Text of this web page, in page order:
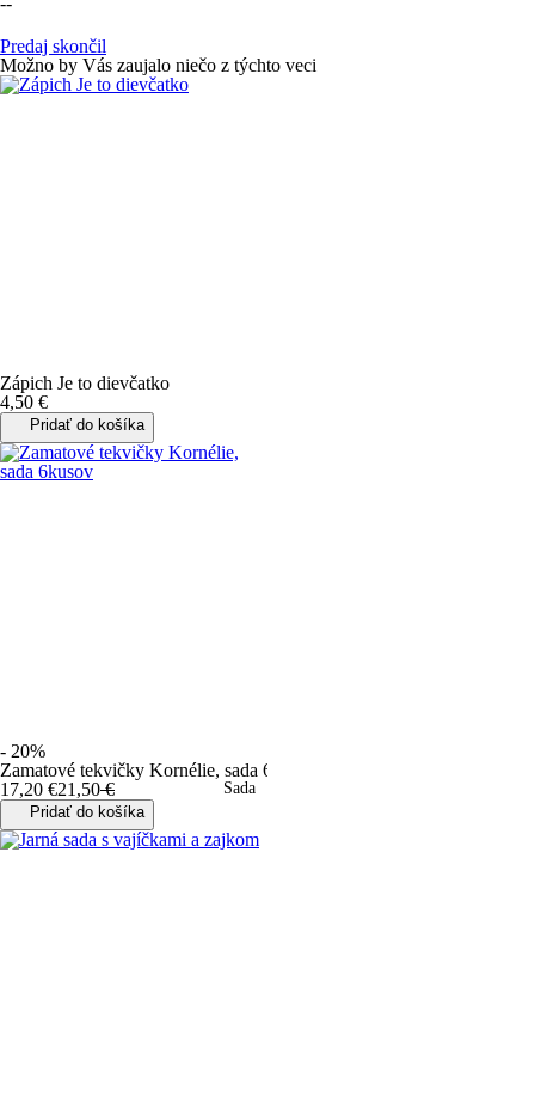
Predaj skončil
Možno by Vás zaujalo niečo z týchto veci
Zápich Je to dievčatko
4,50 €
Pridať do košíka
- 20%
Zamatové tekvičky Kornélie, sada 6kusov
17,20 €21 ,50€
Sada
Pridať do košíka